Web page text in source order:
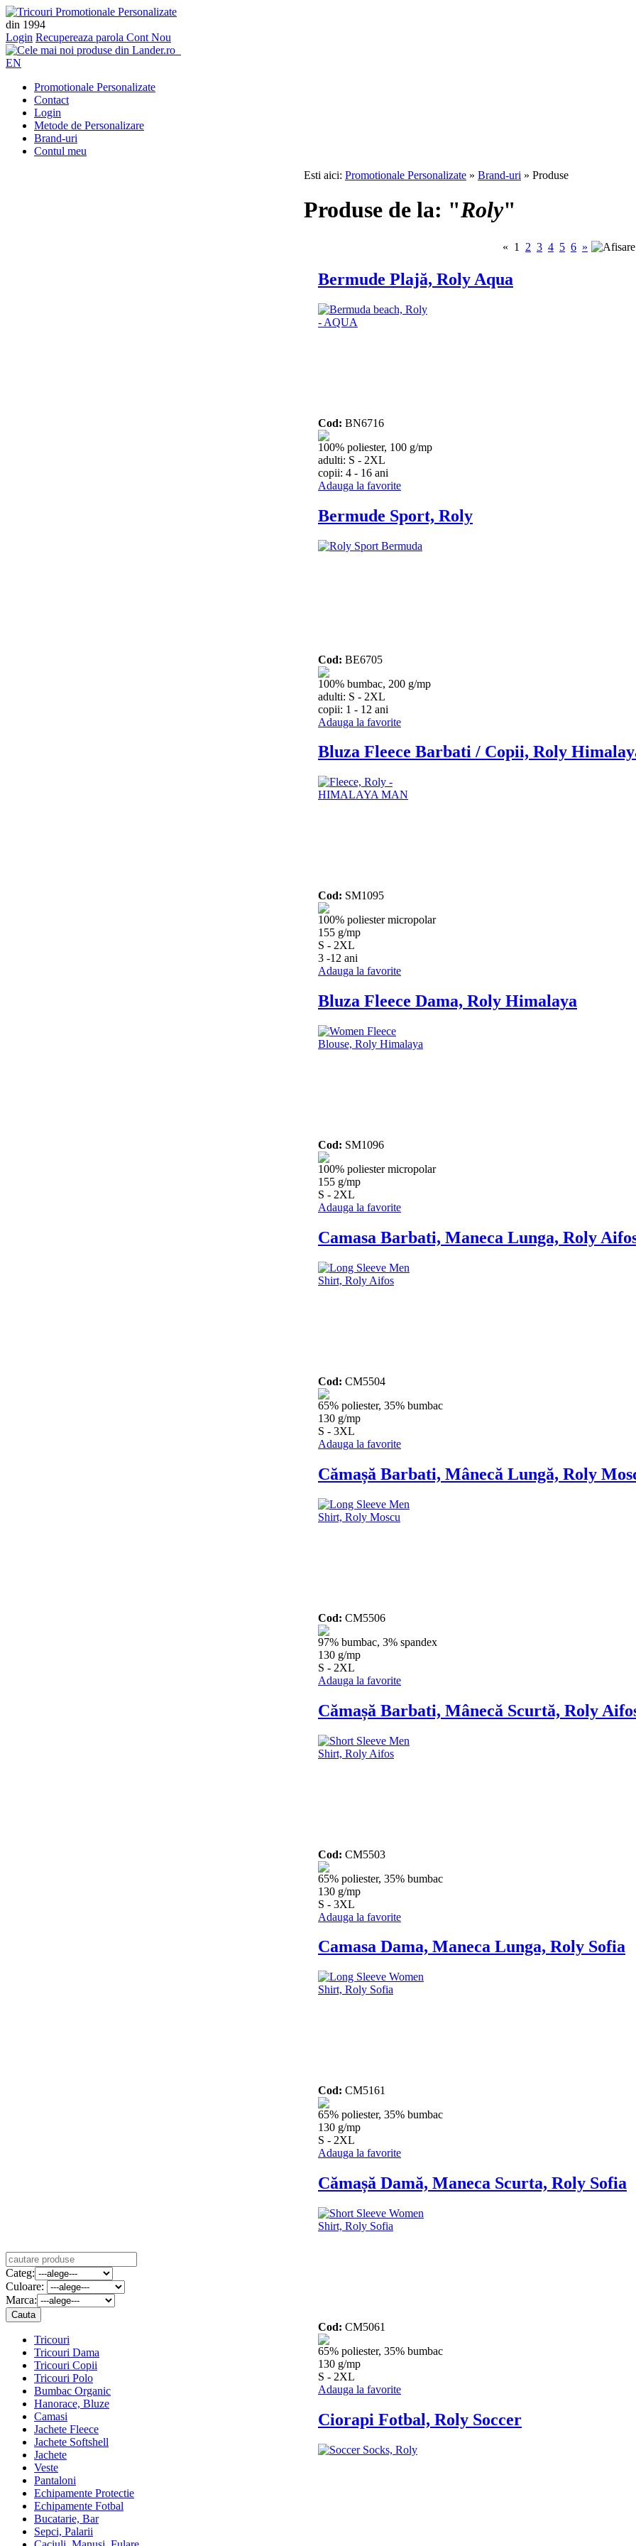
din 1994
Login Recupereaza parola Cont Nou
EN
Promotionale Personalizate
Contact
Login
Metode de Personalizare
Brand-uri
Contul meu
Categ:
Culoare:
Marca:
Tricouri
Tricouri Dama
Tricouri Copii
Tricouri Polo
Bumbac Organic
Hanorace, Bluze
Camasi
Jachete Fleece
Jachete Softshell
Jachete
Veste
Pantaloni
Echipamente Protectie
Echipamente Fotbal
Bucatarie, Bar
Sepci, Palarii
Esti aici: Promotionale Personalizate » Brand-uri » Produse
Produse de la: "Roly"
« 1 2 3 4 5 6 »
Bermude Plajă, Roly Aqua
Cod: BN6716
100% poliester, 100 g/mp
adulti: S - 2XL
copii: 4 - 16 ani
Adauga la favorite
Bermude Sport, Roly
Cod: BE6705
100% bumbac, 200 g/mp
adulti: S - 2XL
copii: 1 - 12 ani
Adauga la favorite
Bluza Fleece Barbati / Copii, Roly
Cod: SM1095
100% poliester micropolar
155 g/mp
S - 2XL
3 -12 ani
Adauga la favorite
Bluza Fleece Dama, Roly Himalaya
Cod: SM1096
100% poliester micropolar
155 g/mp
S - 2XL
Adauga la favorite
Camasa Barbati, Maneca Lunga, Roly
Cod: CM5504
65% poliester, 35% bumbac
130 g/mp
S - 3XL
Adauga la favorite
Cămașă Barbati, Mânecă Lungă, Roly
Cod: CM5506
97% bumbac, 3% spandex
130 g/mp
S - 2XL
Adauga la favorite
Cămașă Barbati, Mânecă Scurtă, Roly
Cod: CM5503
65% poliester, 35% bumbac
130 g/mp
S - 3XL
Adauga la favorite
Camasa Dama, Maneca Lunga, Roly Sofia
Cod: CM5161
65% poliester, 35% bumbac
130 g/mp
S - 2XL
Adauga la favorite
Cămașă Damă, Maneca Scurta, Roly Sofia
Cod: CM5061
65% poliester, 35% bumbac
130 g/mp
S - 2XL
Adauga la favorite
Ciorapi Fotbal, Roly Soccer